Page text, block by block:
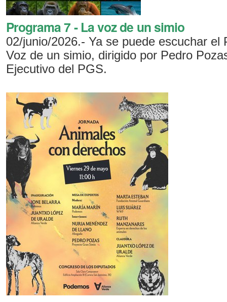
Programa 7 - La voz de un simio
02/junio/2026.- Ya se puede escuchar el
Voz de un simio, dirigido por Pedro
Ejecutivo del PGS.